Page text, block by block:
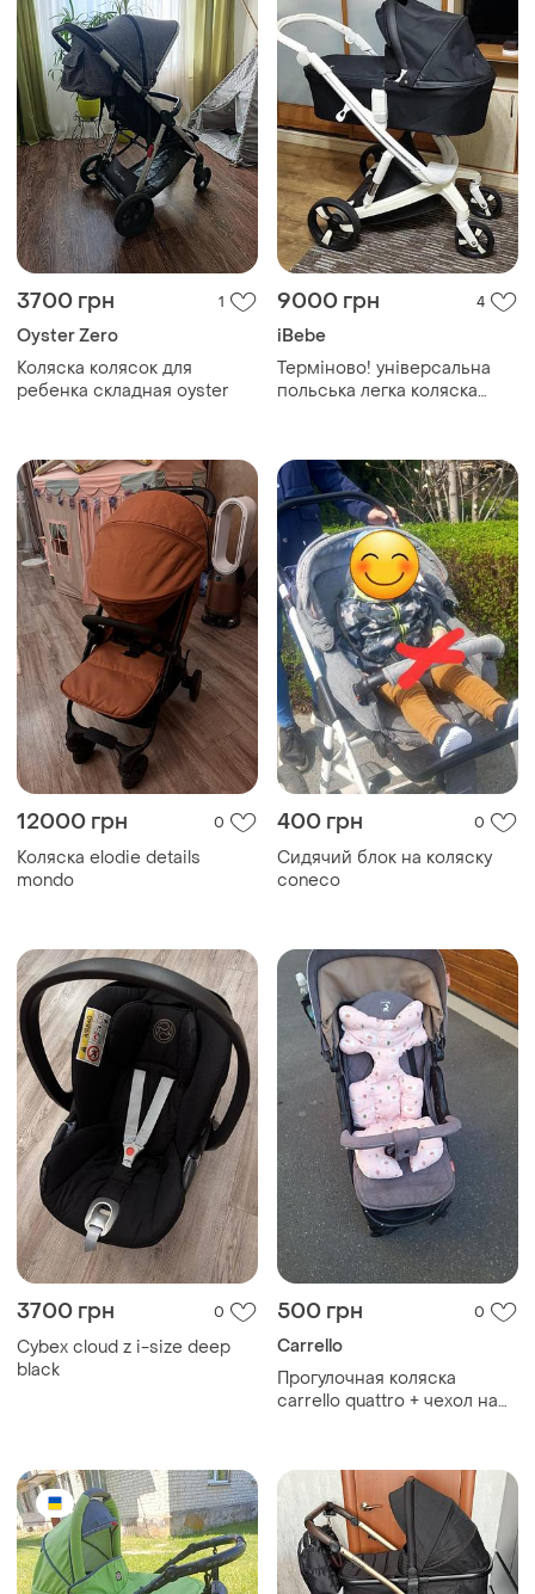
3700 грн 1
Oyster Zero
Коляска колясок для
ребенка складная oyster
9000 грн 4
iBebe
Терміново! універсальна
польська легка коляска
12000 грн 0
Коляска elodie details
mondo
400 грн 0
Сидячий блок на коляску
coneco
3700 грн 0
Cybex cloud z i-size deep
black
500 грн 0
Carrello
Прогулочная коляска
carrello quattro + чехол на